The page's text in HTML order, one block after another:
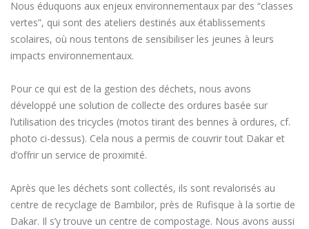
Nous éduquons aux enjeux environnementaux par des “classes
vertes”, qui sont des ateliers destinés aux établissements
scolaires, où nous tentons de sensibiliser les jeunes à leurs
impacts environnementaux.
Pour ce qui est de la gestion des déchets, nous avons
développé une solution de collecte des ordures basée sur
l’utilisation des tricycles (motos tirant des bennes à ordures, cf.
photo ci-dessus). Cela nous a permis de couvrir tout Dakar et
d’offrir un service de proximité.
Après que les déchets sont collectés, ils sont revalorisés au
centre de recyclage de Bambilor, près de Rufisque à la sortie de
Dakar. Il s’y trouve un centre de compostage. Nous avons aussi